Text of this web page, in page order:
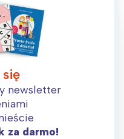
się
newsletter
za darmo!